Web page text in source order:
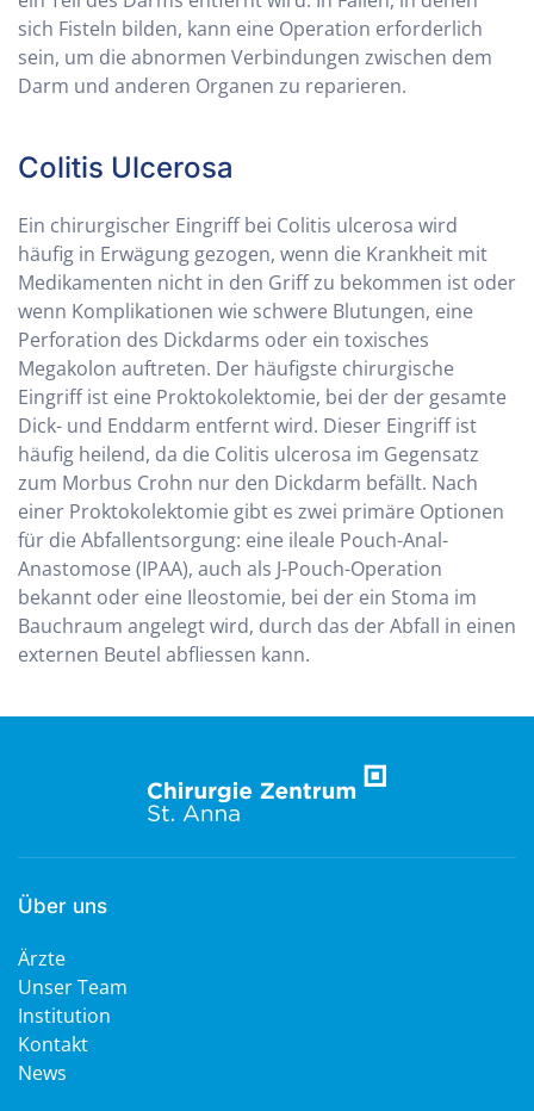
sich Fisteln bilden, kann eine Operation erforderlich
sein, um die abnormen Verbindungen zwischen dem
Darm und anderen Organen zu reparieren.
Colitis Ulcerosa
Ein chirurgischer Eingriff bei Colitis ulcerosa wird
häufig in Erwägung gezogen, wenn die Krankheit mit
Medikamenten nicht in den Griff zu bekommen ist oder
wenn Komplikationen wie schwere Blutungen, eine
Perforation des Dickdarms oder ein toxisches
Megakolon auftreten. Der häufigste chirurgische
Eingriff ist eine Proktokolektomie, bei der der gesamte
Dick- und Enddarm entfernt wird. Dieser Eingriff ist
häufig heilend, da die Colitis ulcerosa im Gegensatz
zum Morbus Crohn nur den Dickdarm befällt. Nach
einer Proktokolektomie gibt es zwei primäre Optionen
für die Abfallentsorgung: eine ileale Pouch-Anal-
Anastomose (IPAA), auch als J-Pouch-Operation
bekannt oder eine Ileostomie, bei der ein Stoma im
Bauchraum angelegt wird, durch das der Abfall in einen
externen Beutel abfliessen kann.
Über uns
Ärzte
Unser Team
Institution
Kontakt
News